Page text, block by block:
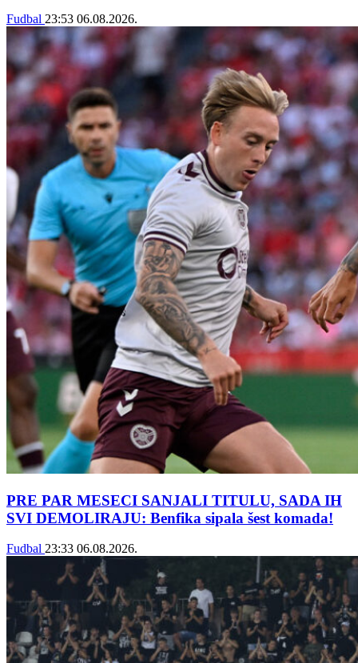
Fudbal 23:53 06.08.2026.
PRE PAR MESECI SANJALI TITULU, SADA IH
SVI DEMOLIRAJU: Benfika sipala šest komada!
Fudbal 23:33 06.08.2026.